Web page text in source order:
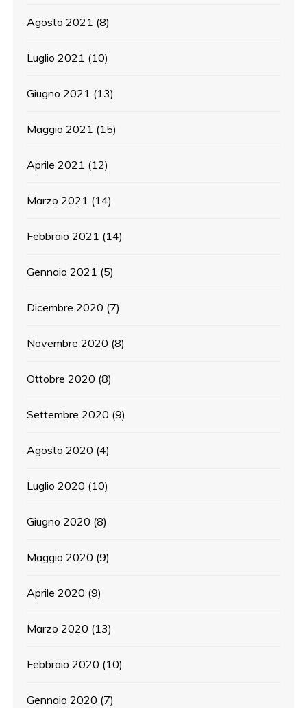
Agosto 2021 (8)
Luglio 2021 (10)
Giugno 2021 (13)
Maggio 2021 (15)
Aprile 2021 (12)
Marzo 2021 (14)
Febbraio 2021 (14)
Gennaio 2021 (5)
Dicembre 2020 (7)
Novembre 2020 (8)
Ottobre 2020 (8)
Settembre 2020 (9)
Agosto 2020 (4)
Luglio 2020 (10)
Giugno 2020 (8)
Maggio 2020 (9)
Aprile 2020 (9)
Marzo 2020 (13)
Febbraio 2020 (10)
Gennaio 2020 (7)